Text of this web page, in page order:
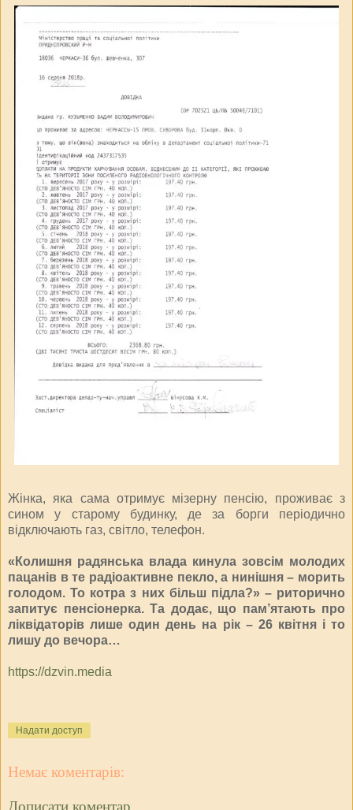
Жінка, яка сама отримує мізерну пенсію, проживає з
сином у старому будинку, де за борги періодично
відключають газ, світло, телефон.
«Колишня радянська влада кинула зовсім молодих
пацанів в те радіоактивне пекло, а нинішня – морить
голодом. То котра з них більш підла?» – риторично
запитує пенсіонерка. Та додає, що пам’ятають про
ліквідаторів лише один день на рік – 26 квітня і то
лишу до вечора…
https://dzvin.media
Надати доступ
Немає коментарів:
Дописати коментар